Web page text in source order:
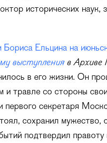
исторических наук,
Бориса Ельцина на
выступленияв Архиве
в его жизни. Он
и травле со стороны
секретаря
сохранил мужество,
подтвердил правоту